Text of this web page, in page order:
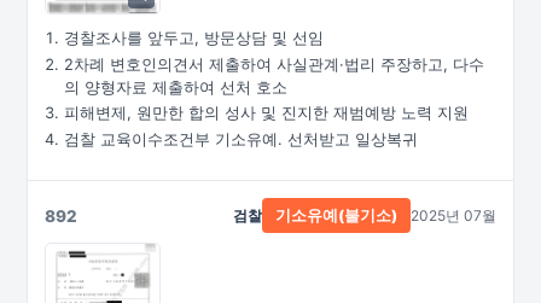
경찰조사를 앞두고, 방문상담 및 선임
2차례 변호인의견서 제출하여 사실관계·법리 주장하고, 다수
의 양형자료 제출하여 선처 호소
피해변제, 원만한 합의 성사 및 진지한 재범예방 노력 지원
검찰 교육이수조건부 기소유예. 선처받고 일상복귀
892 검찰 기소유예(불기소) 2025년 07월